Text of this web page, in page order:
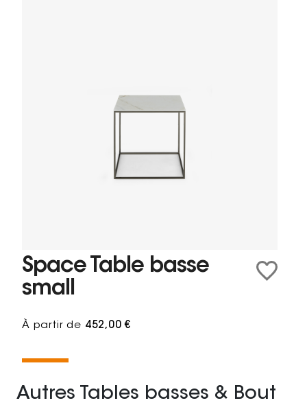
Space Table basse
small
À partir de 452,00 €
Autres Tables basses & Bout